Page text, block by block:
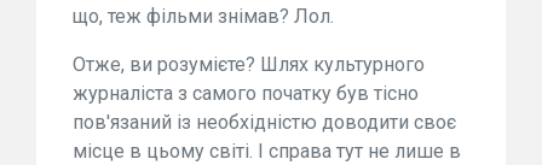
що, теж фільми знімав? Лол.
Отже, ви розумієте? Шлях культурного
журналіста з самого початку був тісно
пов'язаний із необхідністю доводити своє
місце в цьому світі. І справа тут не лише в